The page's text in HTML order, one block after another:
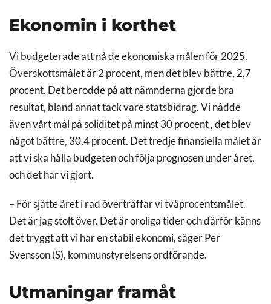
Ekonomin i korthet
Vi budgeterade att nå de ekonomiska målen för 2025.
Överskottsmålet är 2 procent, men det blev bättre, 2,7
procent. Det berodde på att nämnderna gjorde bra
resultat, bland annat tack vare statsbidrag. Vi nådde
även vårt mål på soliditet på minst 30 procent , det blev
något bättre, 30,4 procent. Det tredje finansiella målet är
att vi ska hålla budgeten och följa prognosen under året,
och det har vi gjort.
– För sjätte året i rad överträffar vi tvåprocentsmålet.
Det är jag stolt över. Det är oroliga tider och därför känns
det tryggt att vi har en stabil ekonomi, säger Per
Svensson (S), kommunstyrelsens ordförande.
Utmaningar framåt